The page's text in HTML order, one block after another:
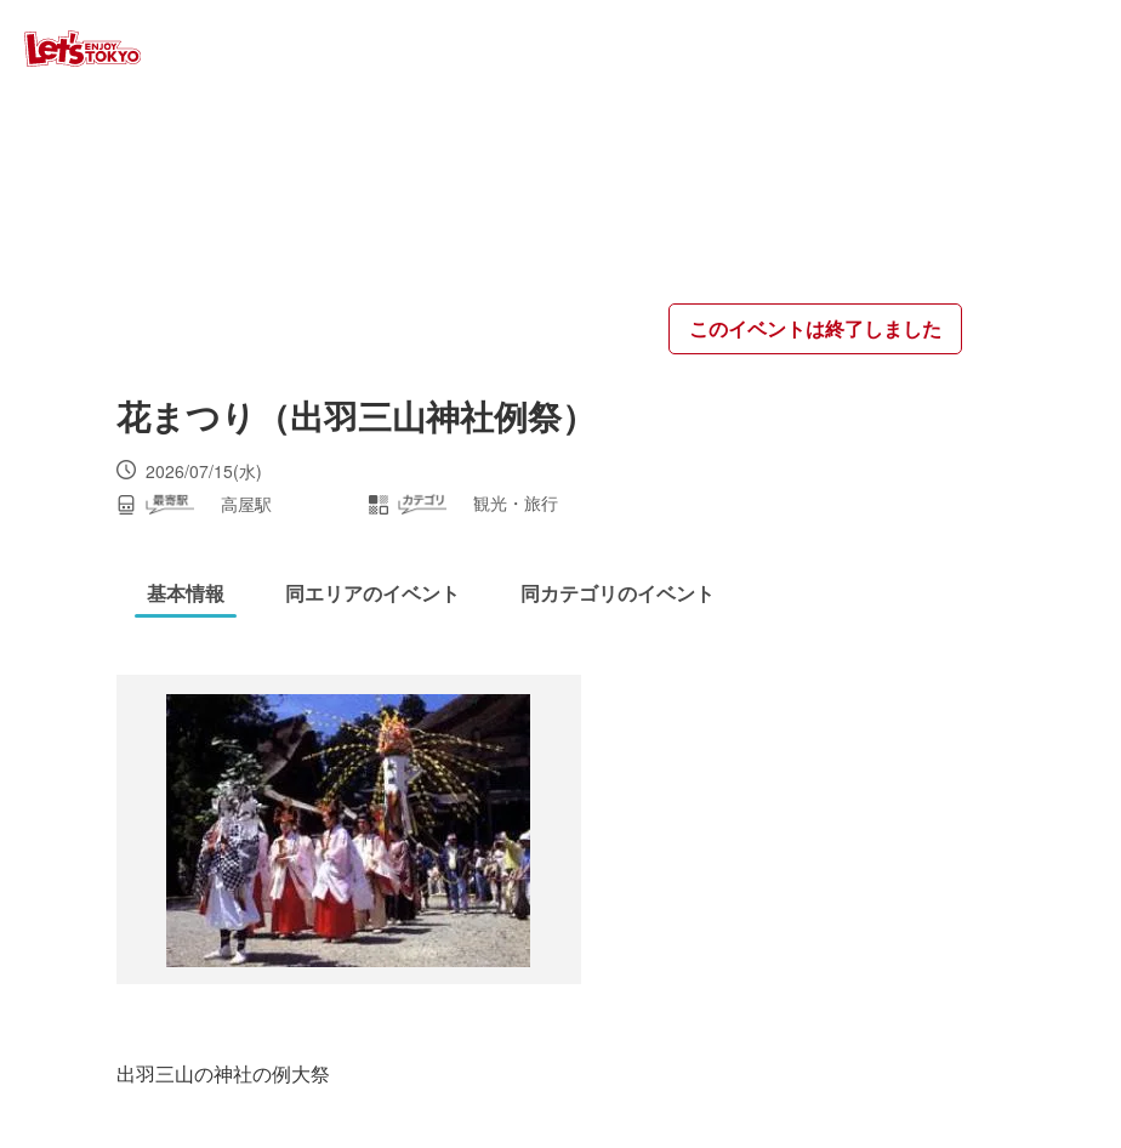
このイベントは終了しました
花まつり（出羽三山神社例祭）
2026/07/15(水)
高屋駅
観光・旅行
基本情報 同エリアのイベント 同カテゴリのイベント
出羽三山の神社の例大祭